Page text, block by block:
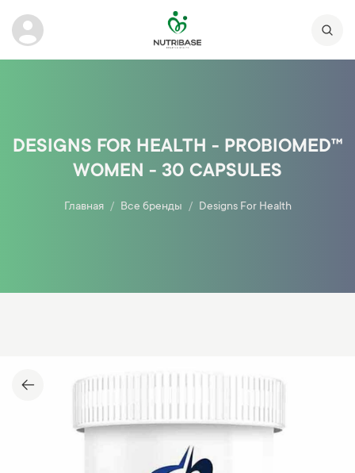
DESIGNS FOR HEALTH - PROBIOMED™
WOMEN - 30 CAPSULES
Главная Все бренды Designs For Health